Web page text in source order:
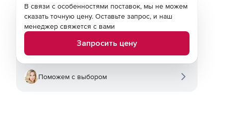
В связи с особенностями поставок, мы не можем
сказать точную цену. Оставьте запрос, и наш
менеджер свяжется с вами
Запросить цену
Поможем с выбором